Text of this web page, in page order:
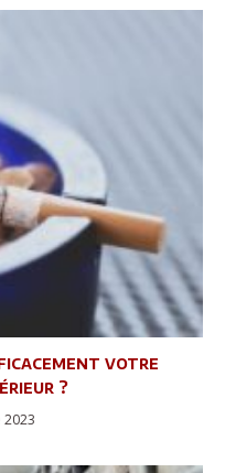
votre
?